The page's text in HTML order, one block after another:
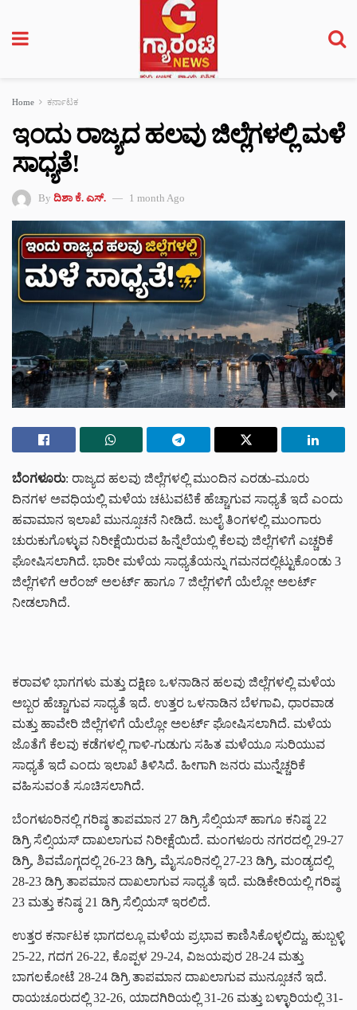
Home ಕರ್ನಾಟಕ
ಇಂದು ರಾಜ್ಯದ ಹಲವು ಜಿಲ್ಲೆಗಳಲ್ಲಿ ಮಳೆ
ಸಾಧ್ಯತೆ!
By ದಿಶಾ ಕೆ. ಎಸ್. 1 month Ago
ಬೆಂಗಳೂರು: ರಾಜ್ಯದ ಹಲವು ಜಿಲ್ಲೆಗಳಲ್ಲಿ ಮುಂದಿನ ಎರಡು-ಮೂರು
ದಿನಗಳ ಅವಧಿಯಲ್ಲಿ ಮಳೆಯ ಚಟುವಟಿಕೆ ಹೆಚ್ಚಾಗುವ ಸಾಧ್ಯತೆ ಇದೆ ಎಂದು
ಹವಾಮಾನ ಇಲಾಖೆ ಮುನ್ಸೂಚನೆ ನೀಡಿದೆ. ಜುಲೈ ತಿಂಗಳಲ್ಲಿ ಮುಂಗಾರು
ಚುರುಕುಗೊಳ್ಳುವ ನಿರೀಕ್ಷೆಯಿರುವ ಹಿನ್ನೆಲೆಯಲ್ಲಿ ಕೆಲವು ಜಿಲ್ಲೆಗಳಿಗೆ ಎಚ್ಚರಿಕೆ
ಘೋಷಿಸಲಾಗಿದೆ. ಭಾರೀ ಮಳೆಯ ಸಾಧ್ಯತೆಯನ್ನು ಗಮನದಲ್ಲಿಟ್ಟುಕೊಂಡು 3
ಜಿಲ್ಲೆಗಳಿಗೆ ಆರೆಂಜ್ ಅಲರ್ಟ್ ಹಾಗೂ 7 ಜಿಲ್ಲೆಗಳಿಗೆ ಯೆಲ್ಲೋ ಅಲರ್ಟ್
ನೀಡಲಾಗಿದೆ.
ಕರಾವಳಿ ಭಾಗಗಳು ಮತ್ತು ದಕ್ಷಿಣ ಒಳನಾಡಿನ ಹಲವು ಜಿಲ್ಲೆಗಳಲ್ಲಿ ಮಳೆಯ
ಅಬ್ಬರ ಹೆಚ್ಚಾಗುವ ಸಾಧ್ಯತೆ ಇದೆ. ಉತ್ತರ ಒಳನಾಡಿನ ಬೆಳಗಾವಿ, ಧಾರವಾಡ
ಮತ್ತು ಹಾವೇರಿ ಜಿಲ್ಲೆಗಳಿಗೆ ಯೆಲ್ಲೋ ಅಲರ್ಟ್ ಘೋಷಿಸಲಾಗಿದೆ. ಮಳೆಯ
ಜೊತೆಗೆ ಕೆಲವು ಕಡೆಗಳಲ್ಲಿ ಗಾಳಿ-ಗುಡುಗು ಸಹಿತ ಮಳೆಯೂ ಸುರಿಯುವ
ಸಾಧ್ಯತೆ ಇದೆ ಎಂದು ಇಲಾಖೆ ತಿಳಿಸಿದೆ. ಹೀಗಾಗಿ ಜನರು ಮುನ್ನೆಚ್ಚರಿಕೆ
ವಹಿಸುವಂತೆ ಸೂಚಿಸಲಾಗಿದೆ.
ಬೆಂಗಳೂರಿನಲ್ಲಿ ಗರಿಷ್ಠ ತಾಪಮಾನ 27 ಡಿಗ್ರಿ ಸೆಲ್ಸಿಯಸ್ ಹಾಗೂ ಕನಿಷ್ಠ 22
ಡಿಗ್ರಿ ಸೆಲ್ಸಿಯಸ್ ದಾಖಲಾಗುವ ನಿರೀಕ್ಷೆಯಿದೆ. ಮಂಗಳೂರು ನಗರದಲ್ಲಿ 29-27
ಡಿಗ್ರಿ, ಶಿವಮೊಗ್ಗದಲ್ಲಿ 26-23 ಡಿಗ್ರಿ, ಮೈಸೂರಿನಲ್ಲಿ 27-23 ಡಿಗ್ರಿ, ಮಂಡ್ಯದಲ್ಲಿ
28-23 ಡಿಗ್ರಿ ತಾಪಮಾನ ದಾಖಲಾಗುವ ಸಾಧ್ಯತೆ ಇದೆ. ಮಡಿಕೇರಿಯಲ್ಲಿ ಗರಿಷ್ಠ
23 ಮತ್ತು ಕನಿಷ್ಠ 21 ಡಿಗ್ರಿ ಸೆಲ್ಸಿಯಸ್ ಇರಲಿದೆ.
ಉತ್ತರ ಕರ್ನಾಟಕ ಭಾಗದಲ್ಲೂ ಮಳೆಯ ಪ್ರಭಾವ ಕಾಣಿಸಿಕೊಳ್ಳಲಿದ್ದು, ಹುಬ್ಬಳ್ಳಿ
25-22, ಗದಗ 26-22, ಕೊಪ್ಪಳ 29-24, ವಿಜಯಪುರ 28-24 ಮತ್ತು
ಬಾಗಲಕೋಟೆ 28-24 ಡಿಗ್ರಿ ತಾಪಮಾನ ದಾಖಲಾಗುವ ಮುನ್ಸೂಚನೆ ಇದೆ.
ರಾಯಚೂರುದಲ್ಲಿ 32-26, ಯಾದಗಿರಿಯಲ್ಲಿ 31-26 ಮತ್ತು ಬಳ್ಳಾರಿಯಲ್ಲಿ 31-